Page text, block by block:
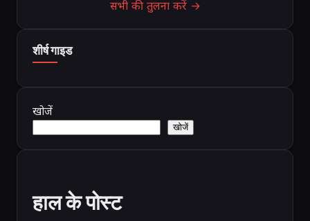
सभी की तुलना करें →
शीर्ष गाइड
खोजें
खोजें
हाल के पोस्ट